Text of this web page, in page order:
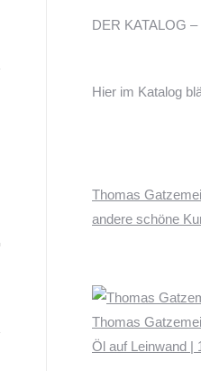
DER KATALOG
Hier im Katalog
Thomas
andere schöne
Thomas
Öl auf Leinwand |